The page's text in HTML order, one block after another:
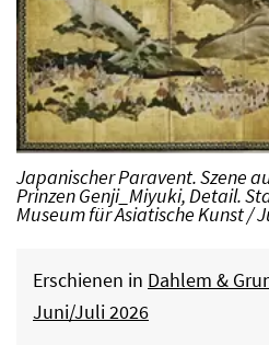
Japanischer Paravent. Szene
Prinzen Genji_Miyuki, Detail.
Museum für Asiatische Kunst /
Erschienen in Dahlem &
Juni/Juli 2026